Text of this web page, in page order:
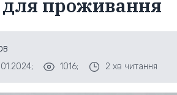
для проживання
1016; 2 хв читання